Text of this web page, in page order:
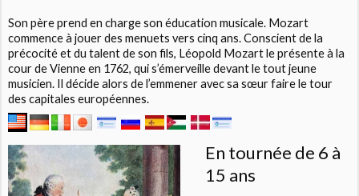
Son père prend en charge son éducation musicale. Mozart
commence à jouer des menuets vers cinq ans. Conscient de la
précocité et du talent de son fils, Léopold Mozart le présente à la
cour de Vienne en 1762, qui s’émerveille devant le tout jeune
musicien. Il décide alors de l’emmener avec sa sœur faire le tour
des capitales européennes.
En tournée de 6 à
15 ans